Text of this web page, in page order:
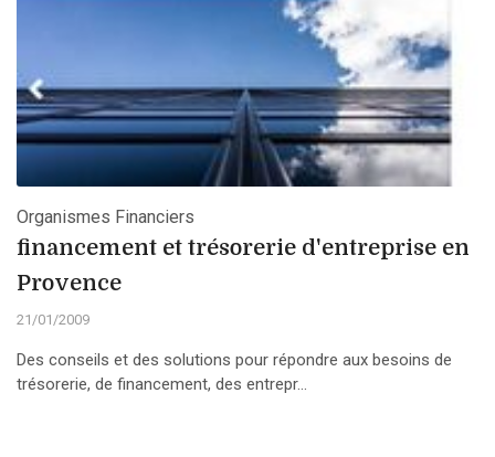
Organismes Financiers
financement et trésorerie d'entreprise en
Provence
21/01/2009
Des conseils et des solutions pour répondre aux besoins de
trésorerie, de financement, des entrepr...